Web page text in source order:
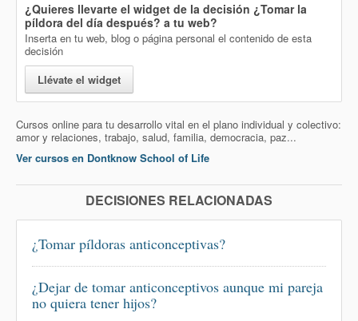
¿Quieres llevarte el widget de la decisión ¿Tomar la
píldora del día después? a tu web?
Inserta en tu web, blog o página personal el contenido de esta
decisión
Llévate el widget
Cursos online para tu desarrollo vital en el plano individual y colectivo:
amor y relaciones, trabajo, salud, familia, democracia, paz...
Ver cursos en Dontknow School of Life
DECISIONES RELACIONADAS
¿Tomar píldoras anticonceptivas?
¿Dejar de tomar anticonceptivos aunque mi pareja
no quiera tener hijos?